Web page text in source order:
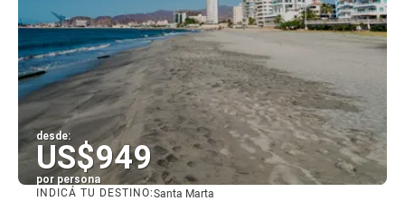
desde:
US$949
por persona
INDICÁ TU DESTINO:Santa Marta